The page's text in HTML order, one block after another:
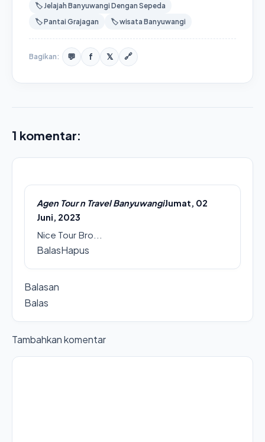
🏷️ Jelajah Banyuwangi Dengan Sepeda
🏷️ Pantai Grajagan
🏷️ wisata Banyuwangi
Bagikan: 💬 f 𝕏 🔗
1 komentar:
Agen Tour n Travel BanyuwangiJumat, 02
Juni, 2023
Nice Tour Bro...
BalasHapus
Balasan
Balas
Tambahkan komentar